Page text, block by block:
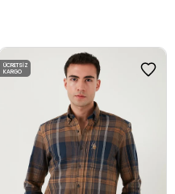
ÜCRETSIZ
KARGO